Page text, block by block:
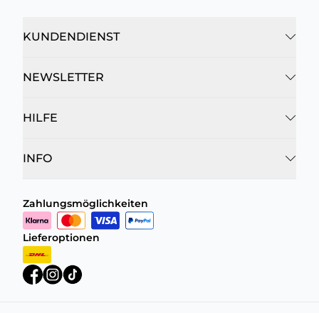
KUNDENDIENST
NEWSLETTER
HILFE
INFO
Zahlungsmöglichkeiten
Lieferoptionen